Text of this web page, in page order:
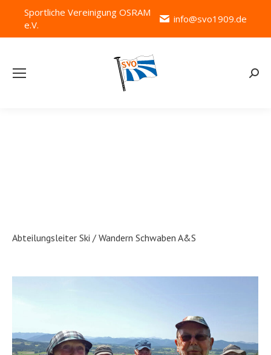
Sportliche Vereinigung OSRAM
e.V.
info@svo1909.de
Abteilungsleiter Ski / Wandern Schwaben A&S